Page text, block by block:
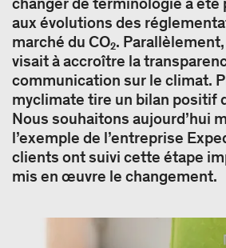
aux évolutions des
marché du CO₂.
visait à accroître la
communication sur le climat.
myclimate tire un bilan positif
Nous souhaitons aujourd’hui
l’exemple de l’entreprise
clients ont suivi cette étape
mis en œuvre le changement.